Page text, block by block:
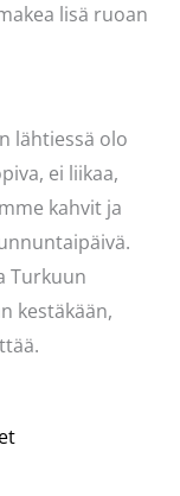
lisä ruoan
lähtiessä olo
ei liikaa,
kahvit ja
Turkuun
kestäkään,